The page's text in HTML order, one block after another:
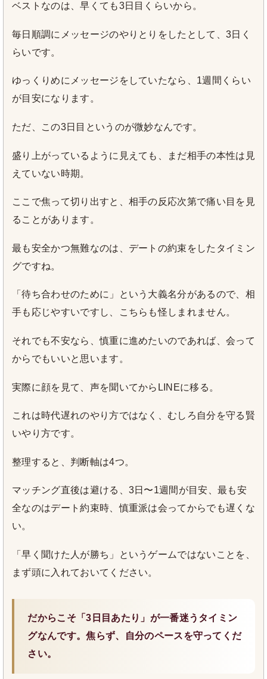
ベストなのは、早くても3日目くらいから。
毎日順調にメッセージのやりとりをしたとして、3日く
らいです。
ゆっくりめにメッセージをしていたなら、1週間くらい
が目安になります。
ただ、この3日目というのが微妙なんです。
盛り上がっているように見えても、まだ相手の本性は見
えていない時期。
ここで焦って切り出すと、相手の反応次第で痛い目を見
ることがあります。
最も安全かつ無難なのは、デートの約束をしたタイミン
グですね。
「待ち合わせのために」という大義名分があるので、相
手も応じやすいですし、こちらも怪しまれません。
それでも不安なら、慎重に進めたいのであれば、会って
からでもいいと思います。
実際に顔を見て、声を聞いてからLINEに移る。
これは時代遅れのやり方ではなく、むしろ自分を守る賢
いやり方です。
整理すると、判断軸は4つ。
マッチング直後は避ける、3日〜1週間が目安、最も安
全なのはデート約束時、慎重派は会ってからでも遅くな
い。
「早く聞けた人が勝ち」というゲームではないことを、
まず頭に入れておいてください。
だからこそ「3日目あたり」が一番迷うタイミン
グなんです。焦らず、自分のペースを守ってくだ
さい。